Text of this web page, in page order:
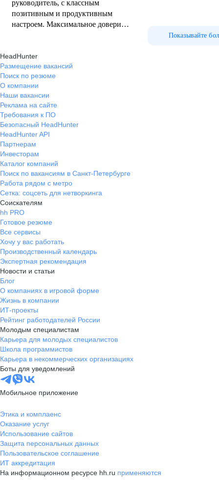
руководитель, с классным
позитивным и продуктивным
настроем. Максимальное доверие
Показывайте
HeadHunter
Размещение вакансий
Поиск по резюме
О компании
Наши вакансии
Реклама на сайте
Требования к ПО
Безопасный HeadHunter
HeadHunter API
Партнерам
Инвесторам
Каталог компаний
Поиск по вакансиям в Санкт-Петербурге
Работа рядом с метро
Сетка: соцсеть для нетворкинга
Соискателям
hh PRO
Готовое резюме
Все сервисы
Хочу у вас работать
Производственный календарь
Экспертная рекомендация
Новости и статьи
Блог
О компаниях в игровой форме
Жизнь в компании
ИТ-проекты
Рейтинг работодателей России
Молодым специалистам
Карьера для молодых специалистов
Школа программистов
Карьера в некоммерческих организациях
Боты для уведомлений
Мобильное приложение
Этика и комплаенс
Оказание услуг
Использование сайтов
Защита персональных данных
Пользовательское соглашение
ИТ аккредитация
На информационном ресурсе hh.ru применяются